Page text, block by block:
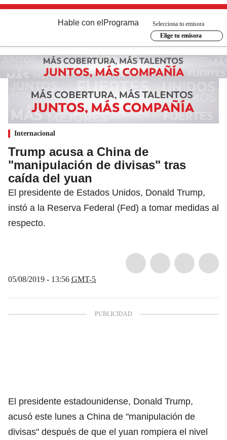
Hable con el Programa
Selecciona tu emisora
Elige tu emisora
Internacional
Trump acusa a China de
"manipulación de divisas" tras
caída del yuan
El presidente de Estados Unidos, Donald Trump,
instó a la Reserva Federal (Fed) a tomar medidas al
respecto.
05/08/2019 - 13:56 GMT-5
El presidente estadounidense, Donald Trump,
acusó este lunes a China de "manipulación de
divisas" después de que el yuan rompiera el nivel